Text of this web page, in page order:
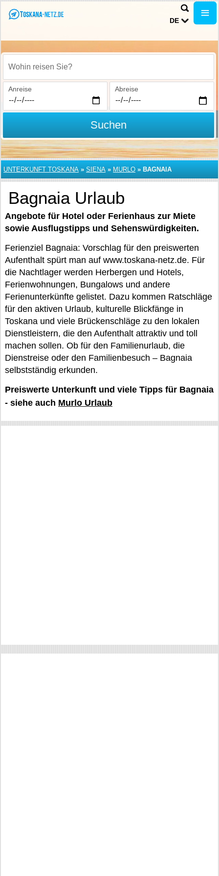
DE
Wohin reisen Sie?
Anreise Abreise
Suchen
UNTERKUNFT TOSKANA » SIENA » MURLO » BAGNAIA
Bagnaia Urlaub
Angebote für Hotel oder Ferienhaus zur Miete
sowie Ausflugstipps und Sehenswürdigkeiten.
Ferienziel Bagnaia: Vorschlag für den preiswerten
Aufenthalt spürt man auf www.toskana-netz.de. Für
die Nachtlager werden Herbergen und Hotels,
Ferienwohnungen, Bungalows und andere
Ferienunterkünfte gelistet. Dazu kommen Ratschläge
für den aktiven Urlaub, kulturelle Blickfänge in
Toskana und viele Brückenschläge zu den lokalen
Dienstleistern, die den Aufenthalt attraktiv und toll
machen sollen. Ob für den Familienurlaub, die
Dienstreise oder den Familienbesuch – Bagnaia
selbstständig erkunden.
Preiswerte Unterkunft und viele Tipps für Bagnaia
- siehe auch Murlo Urlaub